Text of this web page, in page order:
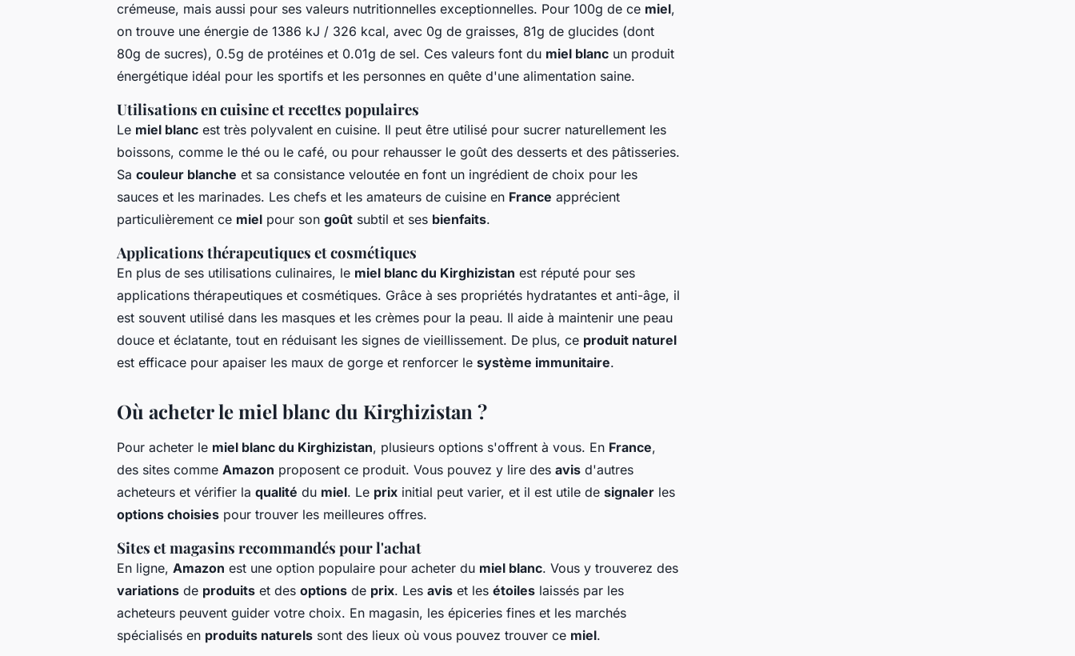
crémeuse, mais aussi pour ses valeurs nutritionnelles exceptionnelles. Pour 100g de ce miel,
on trouve une énergie de 1386 kJ / 326 kcal, avec 0g de graisses, 81g de glucides (dont
80g de sucres), 0.5g de protéines et 0.01g de sel. Ces valeurs font du miel blanc un produit
énergétique idéal pour les sportifs et les personnes en quête d'une alimentation saine.
Utilisations en cuisine et recettes populaires
Le miel blanc est très polyvalent en cuisine. Il peut être utilisé pour sucrer naturellement les
boissons, comme le thé ou le café, ou pour rehausser le goût des desserts et des pâtisseries.
Sa couleur blanche et sa consistance veloutée en font un ingrédient de choix pour les
sauces et les marinades. Les chefs et les amateurs de cuisine en France apprécient
particulièrement ce miel pour son goût subtil et ses bienfaits.
Applications thérapeutiques et cosmétiques
En plus de ses utilisations culinaires, le miel blanc du Kirghizistan est réputé pour ses
applications thérapeutiques et cosmétiques. Grâce à ses propriétés hydratantes et anti-âge, il
est souvent utilisé dans les masques et les crèmes pour la peau. Il aide à maintenir une peau
douce et éclatante, tout en réduisant les signes de vieillissement. De plus, ce produit naturel
est efficace pour apaiser les maux de gorge et renforcer le système immunitaire.
Où acheter le miel blanc du Kirghizistan ?
Pour acheter le miel blanc du Kirghizistan, plusieurs options s'offrent à vous. En France,
des sites comme Amazon proposent ce produit. Vous pouvez y lire des avis d'autres
acheteurs et vérifier la qualité du miel. Le prix initial peut varier, et il est utile de signaler les
options choisies pour trouver les meilleures offres.
Sites et magasins recommandés pour l'achat
En ligne, Amazon est une option populaire pour acheter du miel blanc. Vous y trouverez des
variations de produits et des options de prix. Les avis et les étoiles laissés par les
acheteurs peuvent guider votre choix. En magasin, les épiceries fines et les marchés
spécialisés en produits naturels sont des lieux où vous pouvez trouver ce miel.